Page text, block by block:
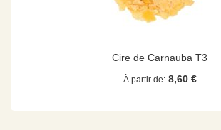
Cire de Carnauba T3
À partir de 8,60 €